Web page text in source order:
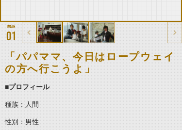
01
「パパママ、今日はロープウェイ
の方へ行こうよ」
■プロフィール
種族：人間
性別：男性